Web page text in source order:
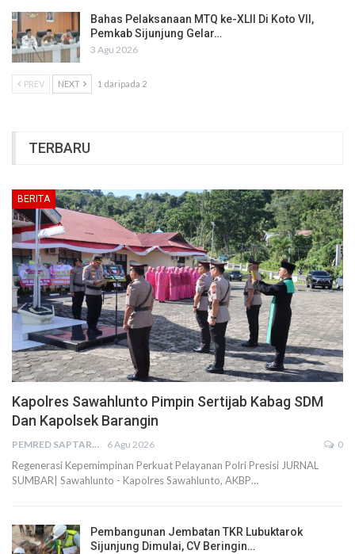
Bahas Pelaksanaan MTQ ke-XLII Di Koto VII,
Pemkab Sijunjung Gelar…
3 Agu 2026
PREV NEXT 1 daripada 2
TERBARU
BERITA
Kapolres Sawahlunto Pimpin Sertijab Kabag SDM
Dan Kapolsek Barangin
PEMRED SAPTARIUS 6 Agu 2026 0
Regenerasi Kepemimpinan Perkuat Pelayanan Polri Presisi JURNAL
SUMBAR| Sawahlunto - Kapolres Sawahlunto, AKBP…
Pembangunan Jembatan TKR Lubuktarok
Sijunjung Dimulai, CV Beringin…